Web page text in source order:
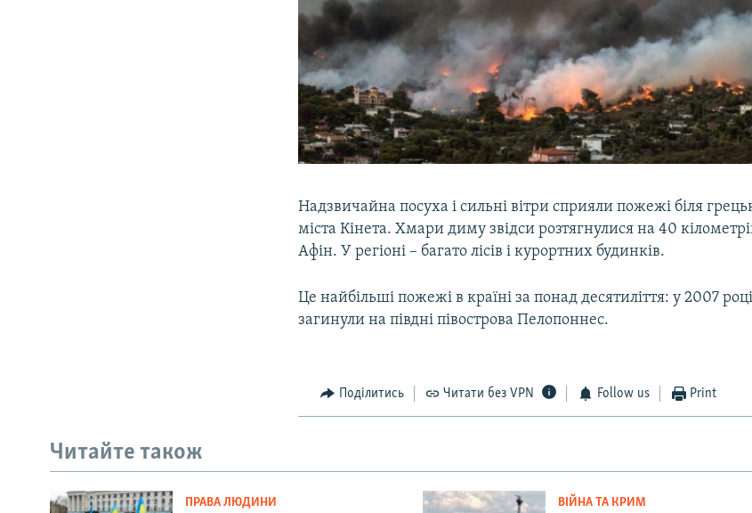
Надзвичайна посуха і сильні вітри сприяли пожежі біля
міста Кінета. Хмари диму звідси розтягнулися на 40
Афін. У регіоні – багато лісів і курортних будинків.
Це найбільші пожежі в країні за понад десятиліття: у 2007
загинули на півдні півострова Пелопоннес.
Поділитись Читати без VPN Follow us Print
Читайте також
ПРАВА ЛЮДИНИ ВІЙНА ТА КРИМ